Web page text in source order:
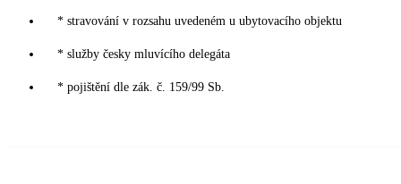
* stravování v rozsahu uvedeném u ubytovacího objektu
* služby česky mluvícího delegáta
* pojištění dle zák. č. 159/99 Sb.